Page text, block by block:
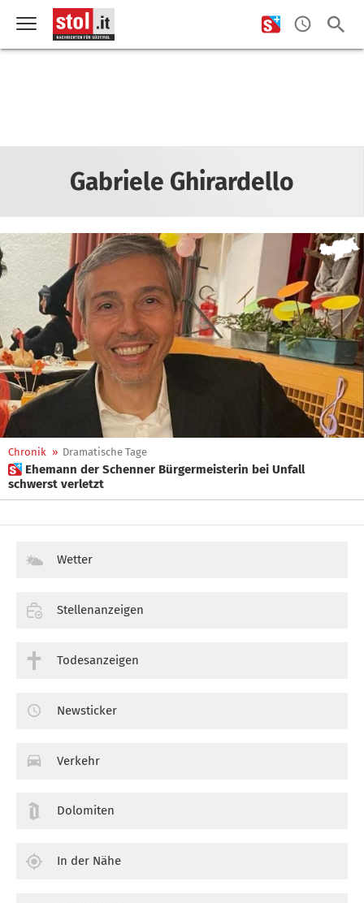
Gabriele Ghirardello
Chronik » Dramatische Tage
 Ehemann der Schenner Bürgermeisterin bei Unfall
schwerst verletzt
Wetter
Stellenanzeigen
Todesanzeigen
Newsticker
Verkehr
Dolomiten
In der Nähe